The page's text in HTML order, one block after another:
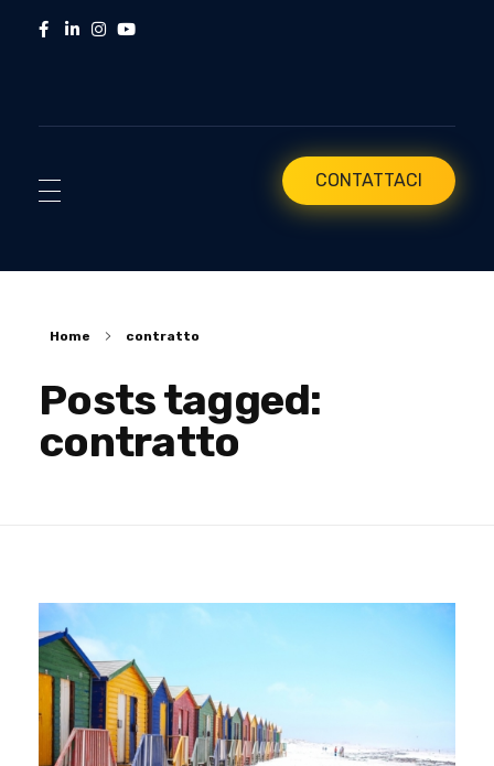
CONTATTACI
Home contratto
Posts tagged:
contratto